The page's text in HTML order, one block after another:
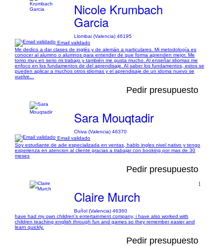
Nicole Krumbach
Garcia
Llombai (Valencia) 46195
Email validado
Me dedico a dar clases de inglés y de alemán a particulares. Mi metodología es
conocer al alumno o alumnos para entender de que forma aprenden mejor. Me
tomo muy en serio mi trabajo y también me gusta mucho. Al enseñar idiomas me
enfoco en los fundamentos de del aprendisaje. Al saber los fundamentos, estos se
pueden aplicar a muchos otros idiomas y el aprendisaje de un idoma nuevo se
vuelve...
Pedir presupuesto
Sara Mouqtadir
Chiva (Valencia) 46370
Email validado
Soy estudiante de ade especializada en ventas, hablo ingles nivel nativo y tengo
experienza en atencion al cliente gracias a trabajar con booking por mas de 30
meses
Pedir presupuesto
Claire Murch
Buñol (Valencia) 46360
I
have had my own children's entertainment company, i have also worked with
children teaching english through fun and games so they remember easier and
learn quickly.
Pedir presupuesto